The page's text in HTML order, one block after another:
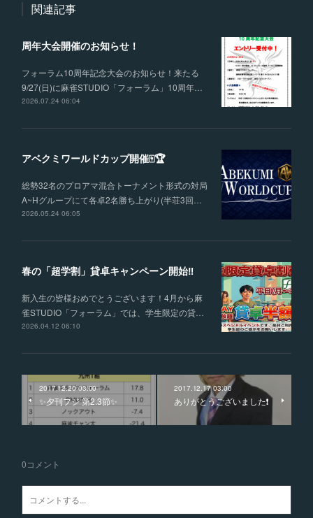
関連記事
周年大会開催のお知らせ！
フォーラム10周年記念大会のお知らせ！来たる
9/27(日)に麻雀STUDIO「フォーラム」10周年…
2026.07.24 06:04
アベクミワールドカップ開催🀄🏆
総勢32名のプロアマ混合トーナメント形式の対局
A~Hグループにて各卓2名勝ち上がり(半荘3回…
2026.05.24 06:05
春の「超学割」貸卓キャンペーン開始‼
新入生の皆様おめでとうございます！4月から麻
雀STUDIO「フォーラム」では、学生限定の貸…
2026.04.12 06:10
2017.12.20 03:00
✨夕刊フジ 第2.3節✨
2017.12.17 03:00
ありがとうございました❗️
0コメント